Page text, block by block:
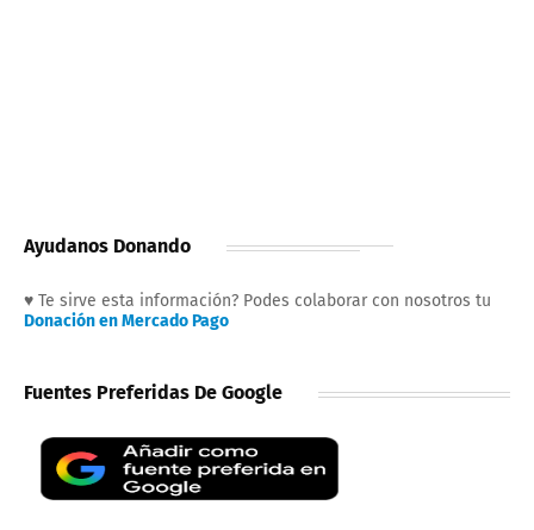
Ayudanos Donando
♥ Te sirve esta información? Podes colaborar con nosotros tu
Donación en Mercado Pago
Fuentes Preferidas De Google